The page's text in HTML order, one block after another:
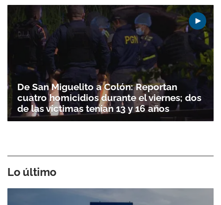
De San Miguelito a Colón: Reportan
cuatro homicidios durante el viernes; dos
de las víctimas tenían 13 y 16 años
Lo último